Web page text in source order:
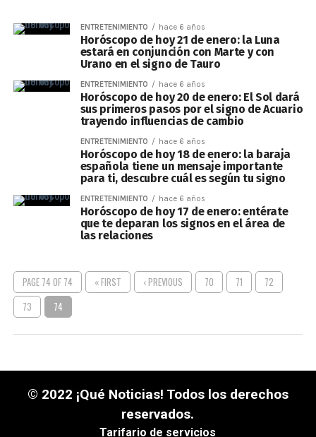
ENTRETENIMIENTO hace 6 años
Horóscopo de hoy 21 de enero: la Luna
estará en conjunción con Marte y con
Urano en el signo de Tauro
ENTRETENIMIENTO hace 6 años
Horóscopo de hoy 20 de enero: El Sol dará
sus primeros pasos por el signo de Acuario
trayendo influencias de cambio
ENTRETENIMIENTO hace 6 años
Horóscopo de hoy 18 de enero: la baraja
española tiene un mensaje importante
para ti, descubre cuál es según tu signo
ENTRETENIMIENTO hace 6 años
Horóscopo de hoy 17 de enero: entérate
que te deparan los signos en el área de
las relaciones
PAGE 74 OF 74 « FIRST ‹ PREVIOUS 70 71
72
73
74
© 2022 ¡Qué Noticias! Todos los derechos
reservados.
Tarifario de servicios